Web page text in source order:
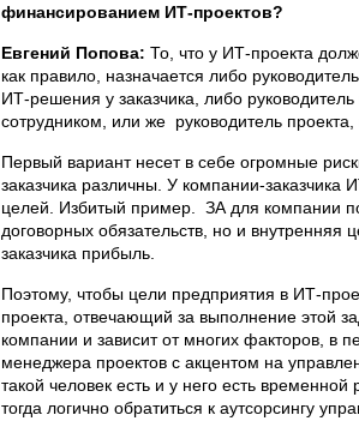
финансированием ИТ-проектов?
Евгений Попова: То, что у ИТ-проекта
как правило, назначается либо
ИТ-решения у заказчика, либо
сотрудником, или же руководитель
Первый вариант несет в себе огромные
заказчика различны. У компании-
целей. Избитый пример. ЗА для компании
договорных обязательств, но и
заказчика прибыль.
Поэтому, чтобы цели предприятия в ИТ-
проекта, отвечающий за выполнение этой
компании и зависит от многих факторов, в
менеджера проектов с акцентом на
такой человек есть и у него есть
тогда логично обратиться к аутсорсингу